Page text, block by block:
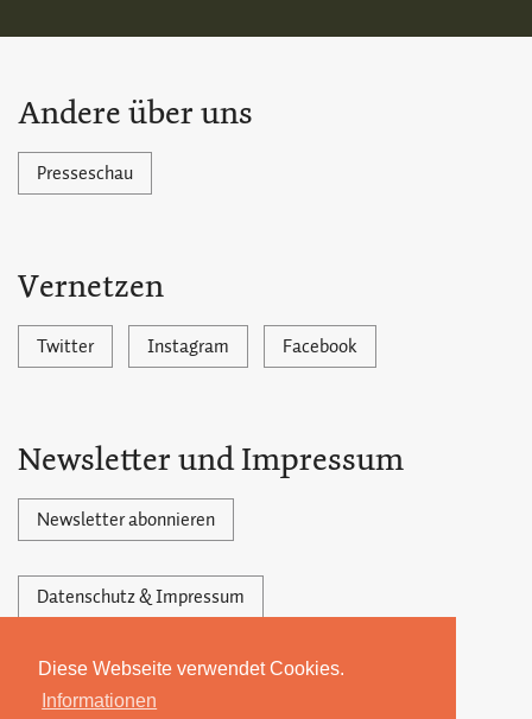
Diese Webseite verwendet Cookies.
Informationen
Andere über uns
Presseschau
Vernetzen
Twitter Instagram Facebook
Newsletter und Impressum
Newsletter abonnieren
Datenschutz & Impressum
Powered by Ghost,